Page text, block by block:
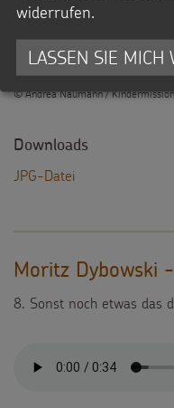
Datei Info
Dateityp: JPG
Dateigröße: 1,1 MB
© Andrea Naumann /
Downloads
JPG-Datei
Moritz Dybowski
8. Sonst noch etwas das
widerrufen.
LASSEN SIE MICH